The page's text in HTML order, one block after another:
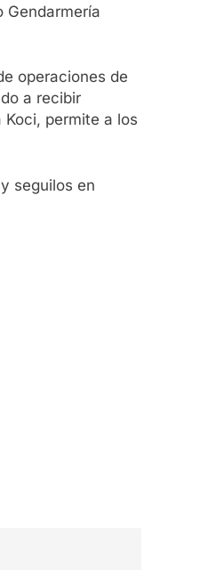
Gendarmería
operaciones de
a recibir
permite a los
seguilos en